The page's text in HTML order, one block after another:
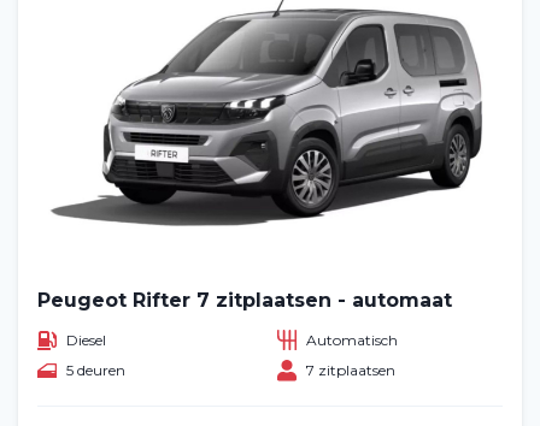
Veelgestelde vragen (FAQ)
Vacatures
2
Filialen
Contact
Peugeot Rifter 7 zitplaatsen - automaat
Diesel
Automatisch
5 deuren
7 zitplaatsen